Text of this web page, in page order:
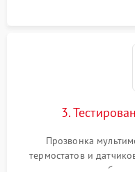
3.
Прозвонка
термостатов и